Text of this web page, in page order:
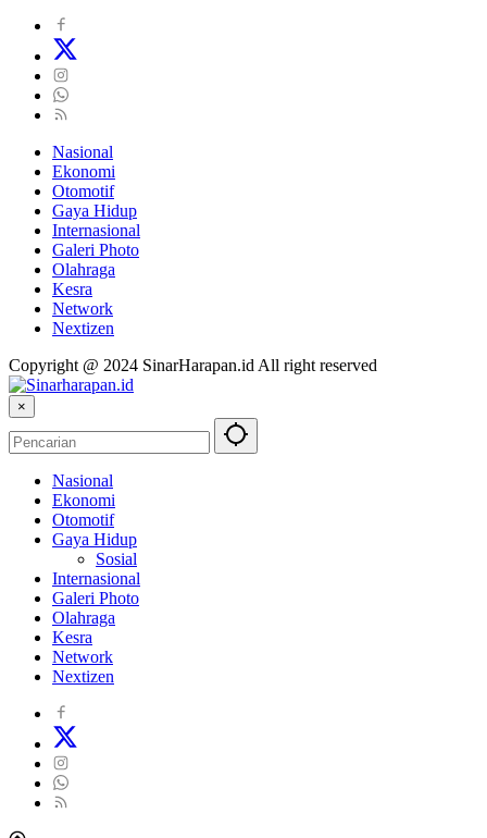
Nasional
Ekonomi
Otomotif
Gaya Hidup
Internasional
Galeri Photo
Olahraga
Kesra
Network
Nextizen
Copyright @ 2024 SinarHarapan.id All right reserved
×
Nasional
Ekonomi
Otomotif
Gaya Hidup
Sosial
Internasional
Galeri Photo
Olahraga
Kesra
Network
Nextizen